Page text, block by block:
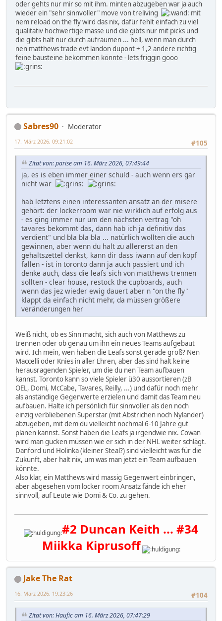
oder gehts nur mir so mit ihm. minten abzugeben war ja auch
wieder ein "sehr sinnvoller" move von treliving
mit
nem reload on the fly wird das nix, dafür fehlt einfach zu viel
qualitativ hochwertige masse und die gibts nur mit picks und
die gibts halt nur durch aufräumen ... hell, wenn man durch
nen matthews trade evt landon dupont + 1,2 andere richtig
feine bausteine bekommen könnte - lets friggin gooo
Sabres90
Moderator
#105
17. März 2026, 09:21:02
Zitat von: parise am 16. März 2026, 07:49:44
ja, es is eben immer einer schuld - auch wenn ers gar
nicht war
hab letztens einen interessanten ansatz an der misere
gehört: der lockerroom war nie wirklich auf erfolg aus
- es ging immer nur um den nächsten vertrag "oh
tavares bekommt das, dann hab ich ja definitiv das
verdient" und bla bla bla ... natürlich wollten die auch
gewinnen, aber wenn du halt zu allererst an den
gehaltszettel denkst, kann dir dass iwann auf den kopf
fallen - ist in toronto dann ja auch passiert und ich
denke auch, dass die leafs sich von matthews trennen
sollten - clear house, restock the cupboards, auch
wenn das jez wieder ewig dauert aber n "on the fly"
klappt da einfach nicht mehr, da müssen größere
veränderungen her
Weiß nicht, ob es Sinn macht, sich auch von Matthews zu
trennen oder ob genau um ihn ein neues Teams aufgebaut
wird. Ich mein, wen haben die Leafs sonst gerade groß? Nen
Maccelli oder Knies in aller Ehren, aber das sind halt keine
herausragenden Spieler, um die du nen Team aufbauen
kannst. Toronto kann so viele Spieler ü30 aussortieren (zB
OEL, Domi, McCabe, Tavares, Reilly, ...) und dafür noch mehr
als anständige Gegenwerte erzielen und damit das Team neu
aufbauen. Halte ich persönlich für sinnvoller als den noch
einzig verbliebenen Superstar (mit Abstrichen noch Nylander)
abzugeben, mit dem du vielleicht nochmal 6-10 Jahre gut
planen kannst. Sonst haben die Leafs ja irgendwie nix. Cowan
wird man gucken müssen wie er sich in der NHL weiter schlägt.
Danford und Holinka (kleiner Steal?) sind vielleicht was für die
Zukunft, aber halt nix, um was man jetzt ein Team aufbauen
könnte.
Also klar, ein Matthews wird massig Gegenwert einbringen,
aber abgesehen vom locker room Ansatz fände ich eher
sinnvoll, auf Leute wie Domi & Co. zu gehen.
#2 Duncan Keith ... #34
Miikka Kiprusoff
Jake The Rat
#104
16. März 2026, 19:23:26
Zitat von: Haufic am 16. März 2026, 07:47:29